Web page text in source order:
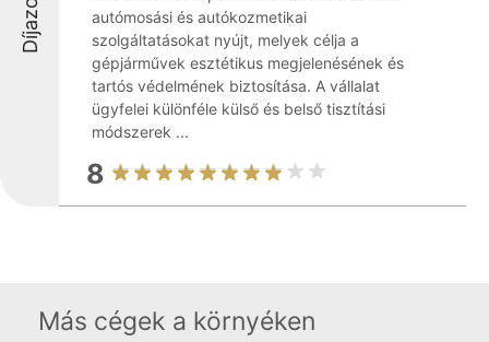
autómosási és autókozmetikai
szolgáltatásokat nyújt, melyek célja a
gépjárművek esztétikus megjelenésének és
tartós védelmének biztosítása. A vállalat
ügyfelei különféle külső és belső tisztítási
módszerek ...
8
Más cégek a környéken